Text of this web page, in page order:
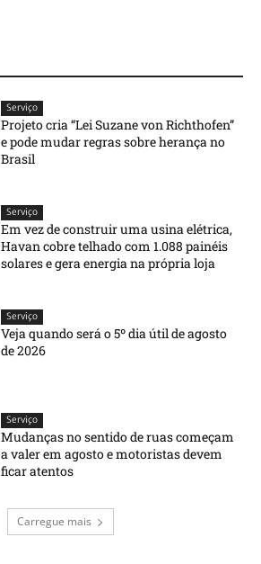
Serviço
Projeto cria “Lei Suzane von Richthofen”
e pode mudar regras sobre herança no
Brasil
Serviço
Em vez de construir uma usina elétrica,
Havan cobre telhado com 1.088 painéis
solares e gera energia na própria loja
Serviço
Veja quando será o 5º dia útil de agosto
de 2026
Serviço
Mudanças no sentido de ruas começam
a valer em agosto e motoristas devem
ficar atentos
Carregue mais